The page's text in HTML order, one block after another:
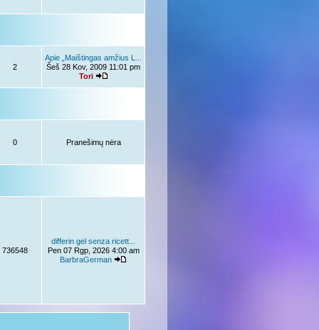
2
Apie „Maištingas amžius L...
Šeš 28 Kov, 2009 11:01 pm
Tori
0 Pranešimų nėra
736548
differin gel senza ricett...
Pen 07 Rgp, 2026 4:00 am
BarbraGerman